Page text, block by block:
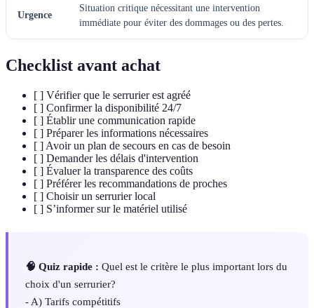
Urgence
Situation critique nécessitant une intervention
immédiate pour éviter des dommages ou des pertes.
Checklist avant achat
[ ] Vérifier que le serrurier est agréé
[ ] Confirmer la disponibilité 24/7
[ ] Établir une communication rapide
[ ] Préparer les informations nécessaires
[ ] Avoir un plan de secours en cas de besoin
[ ] Demander les délais d'intervention
[ ] Évaluer la transparence des coûts
[ ] Préférer les recommandations de proches
[ ] Choisir un serrurier local
[ ] S’informer sur le matériel utilisé
🧠 Quiz rapide : Quel est le critère le plus important lors du
choix d'un serrurier?
- A) Tarifs compétitifs